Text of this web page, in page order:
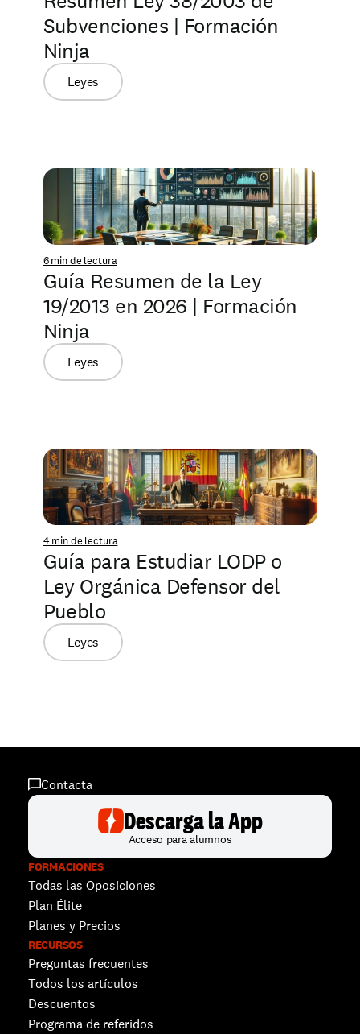
Subvenciones | Formación
Ninja
Leyes
6 min de lectura
Guía Resumen de la Ley
19/2013 en 2026 | Formación
Ninja
Leyes
4 min de lectura
Guía para Estudiar LODP o
Ley Orgánica Defensor del
Pueblo
Leyes
FORMACIONES
Todas las Oposiciones
Plan Élite
Planes y Precios
RECURSOS
Preguntas frecuentes
Todos los artículos
Descuentos
Programa de referidos
Contacta
Descarga la App
Acceso para alumnos